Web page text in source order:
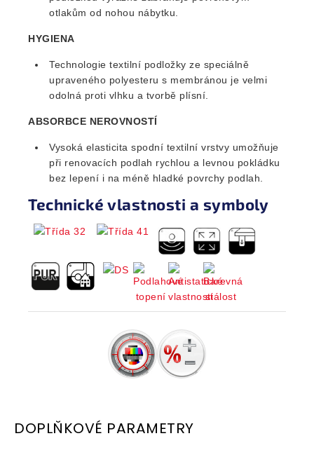
otlakům od nohou nábytku.
HYGIENA
Technologie textilní podložky ze speciálně
upraveného polyesteru s membránou je velmi
odolná proti vlhku a tvorbě plísní.
ABSORBCE NEROVNOSTÍ
Vysoká elasticita spodní textilní vrstvy umožňuje
při renovacích podlah rychlou a levnou pokládku
bez lepení i na méně hladké povrchy podlah.
Technické vlastnosti a symboly
DOPLŇKOVÉ PARAMETRY